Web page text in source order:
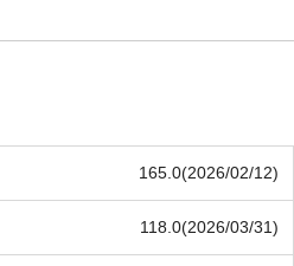
165.0(2026/02/12)
118.0(2026/03/31)